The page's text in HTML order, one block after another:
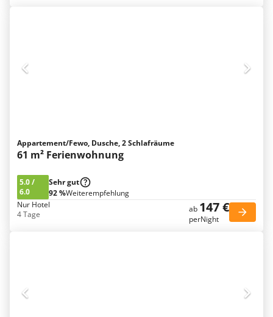
Appartement/Fewo, Dusche, 2 Schlafräume
61 m² Ferienwohnung
5.0/
6.0
Sehr gut
92 %Weiterempfehlung
Nur Hotel
4 Tage
ab 147 €
perNight